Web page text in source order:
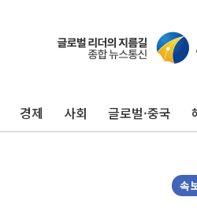
경제 사회 글로벌·중국
속